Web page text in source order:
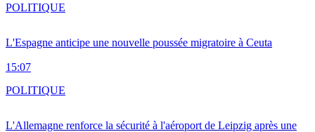
L'Espagne anticipe une nouvelle poussée migratoire à Ceuta
15:07
POLITIQUE
L'Allemagne renforce la sécurité à l'aéroport de Leipzig après une
POLITIQUE